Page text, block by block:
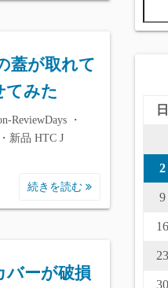
蓋が取れて
てみた
ReviewDays ・
新品 HTC J
続きを読む
バーが破損
日
2
9
16
23
30